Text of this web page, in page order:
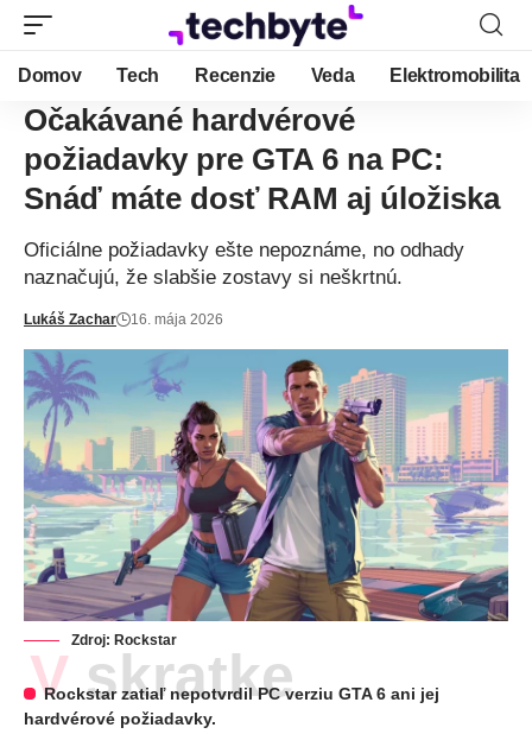
Domov Tech Recenzie Veda Elektromobilita
Očakávané hardvérové
požiadavky pre GTA 6 na PC:
Snáď máte dosť RAM aj úložiska
Oficiálne požiadavky ešte nepoznáme, no odhady
naznačujú, že slabšie zostavy si neškrtnú.
Lukáš Zachar 16. mája 2026
Zdroj: Rockstar
V skratke
Rockstar zatiaľ nepotvrdil PC verziu GTA 6 ani jej
hardvérové požiadavky.